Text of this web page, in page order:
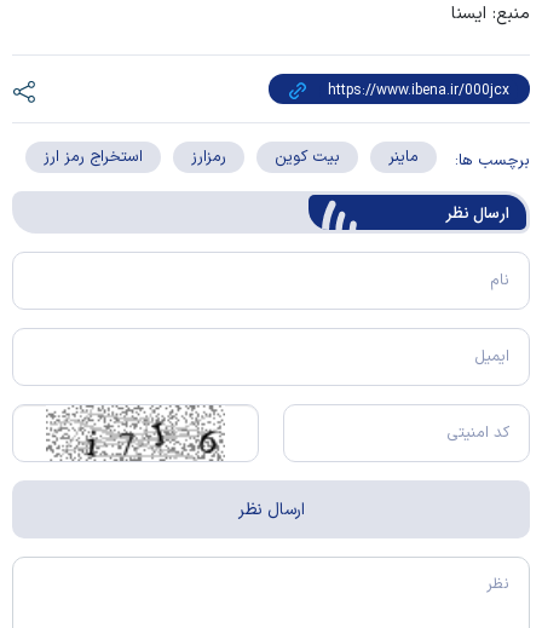
منبع: ایسنا
برچسب ها: ماینر بیت کوین رمزارز استخراج رمز ارز
ارسال‌ نظر